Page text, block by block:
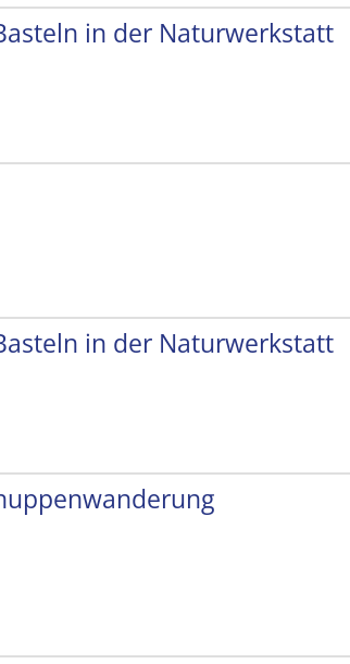
in der Naturwerkstatt
in der Naturwerkstatt